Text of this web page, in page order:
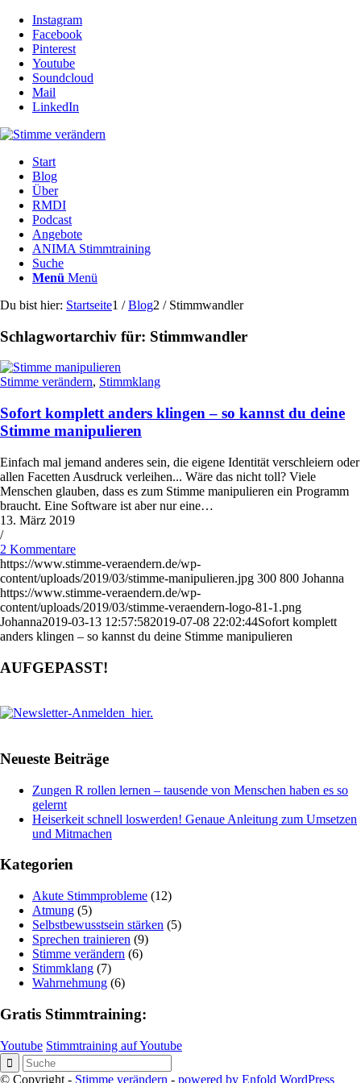
Instagram
Facebook
Pinterest
Youtube
Soundcloud
Mail
LinkedIn
Start
Blog
Über
RMDI
Podcast
Angebote
ANIMA Stimmtraining
Suche
Menü Menü
Du bist hier: Startseite1 / Blog2 / Stimmwandler
Schlagwortarchiv für: Stimmwandler
Stimme verändern, Stimmklang
Sofort komplett anders klingen – so kannst du deine
Stimme manipulieren
Einfach mal jemand anderes sein, die eigene Identität verschleiern oder
allen Facetten Ausdruck verleihen... Wäre das nicht toll? Viele
Menschen glauben, dass es zum Stimme manipulieren ein Programm
braucht. Eine Software ist aber nur eine…
13. März 2019
/
2 Kommentare
https://www.stimme-veraendern.de/wp-
content/uploads/2019/03/stimme-manipulieren.jpg 300 800 Johanna
https://www.stimme-veraendern.de/wp-
content/uploads/2019/03/stimme-veraendern-logo-81-1.png
Johanna2019-03-13 12:57:582019-07-08 22:02:44Sofort komplett
anders klingen – so kannst du deine Stimme manipulieren
AUFGEPASST!
Neueste Beiträge
Zungen R rollen lernen – tausende von Menschen haben es so
gelernt
Heiserkeit schnell loswerden! Genaue Anleitung zum Umsetzen
und Mitmachen
Kategorien
Akute Stimmprobleme (12)
Atmung (5)
Selbstbewusstsein stärken (5)
Sprechen trainieren (9)
Stimme verändern (6)
Stimmklang (7)
Wahrnehmung (6)
Gratis Stimmtraining:
Youtube Stimmtraining auf Youtube
© Copyright - Stimme verändern - powered by Enfold WordPress